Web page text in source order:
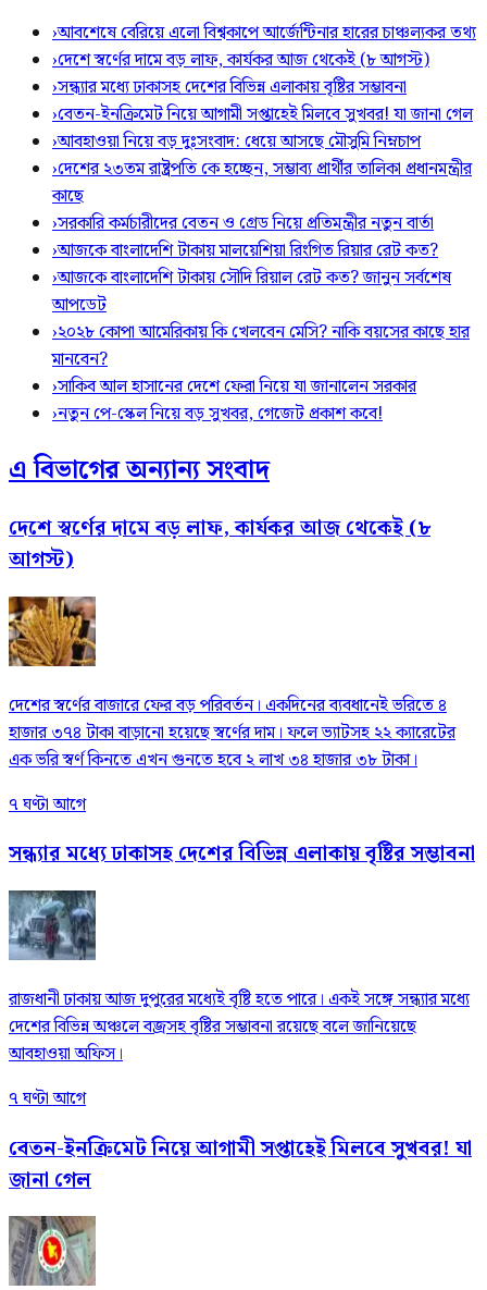
›আবশেষে বেরিয়ে এলো বিশ্বকাপে আর্জেন্টিনার হারের চাঞ্চল্যকর তথ্য
›দেশে স্বর্ণের দামে বড় লাফ, কার্যকর আজ থেকেই (৮ আগস্ট)
›সন্ধ্যার মধ্যে ঢাকাসহ দেশের বিভিন্ন এলাকায় বৃষ্টির সম্ভাবনা
›বেতন-ইনক্রিমেট নিয়ে আগামী সপ্তাহেই মিলবে সুখবর! যা জানা গেল
›আবহাওয়া নিয়ে বড় দুঃসংবাদ: ধেয়ে আসছে মৌসুমি নিম্নচাপ
›দেশের ২৩তম রাষ্ট্রপতি কে হচ্ছেন, সম্ভাব্য প্রার্থীর তালিকা প্রধানমন্ত্রীর
কাছে
›সরকারি কর্মচারীদের বেতন ও গ্রেড নিয়ে প্রতিমন্ত্রীর নতুন বার্তা
›আজকে বাংলাদেশি টাকায় মালয়েশিয়া রিংগিত রিয়ার রেট কত?
›আজকে বাংলাদেশি টাকায় সৌদি রিয়াল রেট কত? জানুন সর্বশেষ
আপডেট
›২০২৮ কোপা আমেরিকায় কি খেলবেন মেসি? নাকি বয়সের কাছে হার
মানবেন?
›সাকিব আল হাসানের দেশে ফেরা নিয়ে যা জানালেন সরকার
›নতুন পে-স্কেল নিয়ে বড় সুখবর, গেজেট প্রকাশ কবে!
এ বিভাগের অন্যান্য সংবাদ
দেশে স্বর্ণের দামে বড় লাফ, কার্যকর আজ থেকেই (৮
আগস্ট)
দেশের স্বর্ণের বাজারে ফের বড় পরিবর্তন। একদিনের ব্যবধানেই ভরিতে ৪
হাজার ৩৭৪ টাকা বাড়ানো হয়েছে স্বর্ণের দাম। ফলে ভ্যাটসহ ২২ ক্যারেটের
এক ভরি স্বর্ণ কিনতে এখন গুনতে হবে ২ লাখ ৩৪ হাজার ৩৮ টাকা।
৭ ঘণ্টা আগে
সন্ধ্যার মধ্যে ঢাকাসহ দেশের বিভিন্ন এলাকায় বৃষ্টির সম্ভাবনা
রাজধানী ঢাকায় আজ দুপুরের মধ্যেই বৃষ্টি হতে পারে। একই সঙ্গে সন্ধ্যার মধ্যে
দেশের বিভিন্ন অঞ্চলে বজ্রসহ বৃষ্টির সম্ভাবনা রয়েছে বলে জানিয়েছে
আবহাওয়া অফিস।
৭ ঘণ্টা আগে
বেতন-ইনক্রিমেট নিয়ে আগামী সপ্তাহেই মিলবে সুখবর! যা
জানা গেল